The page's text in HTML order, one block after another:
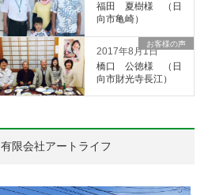
福田 夏樹様 （日
向市亀崎）
2017年8月1日
お客様の声
橋口 公徳様 （日
向市財光寺長江）
有限会社アートライフ